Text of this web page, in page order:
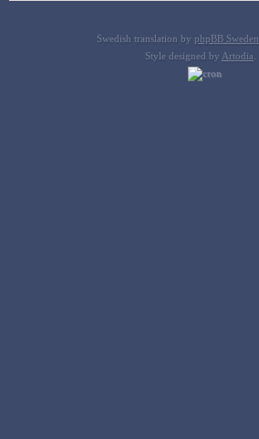
Swedish translation by phpBB Sweden
Style designed by Artodia